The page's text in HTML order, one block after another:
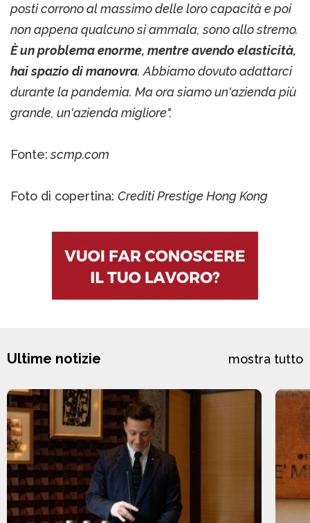
posti corrono al massimo delle loro capacità e poi
non appena qualcuno si ammala, sono allo stremo.
È un problema enorme, mentre avendo elasticità,
hai spazio di manovra. Abbiamo dovuto adattarci
durante la pandemia. Ma ora siamo un'azienda più
grande, un'azienda migliore".
Fonte:scmp.com
Foto di copertina: Crediti Prestige Hong Kong
Ultime notizie mostra tutto